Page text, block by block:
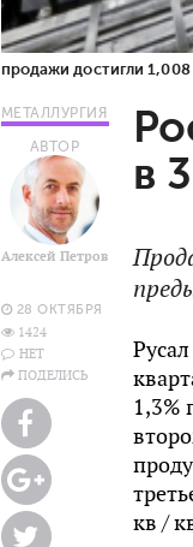
продажи достигли
МЕТАЛЛУРГИЯ
АВТОР
Алексей Петров
28 ОКТЯБРЯ
1424
НЕТ
ПОДЕЛИСЬ
в
1,3%
кв /